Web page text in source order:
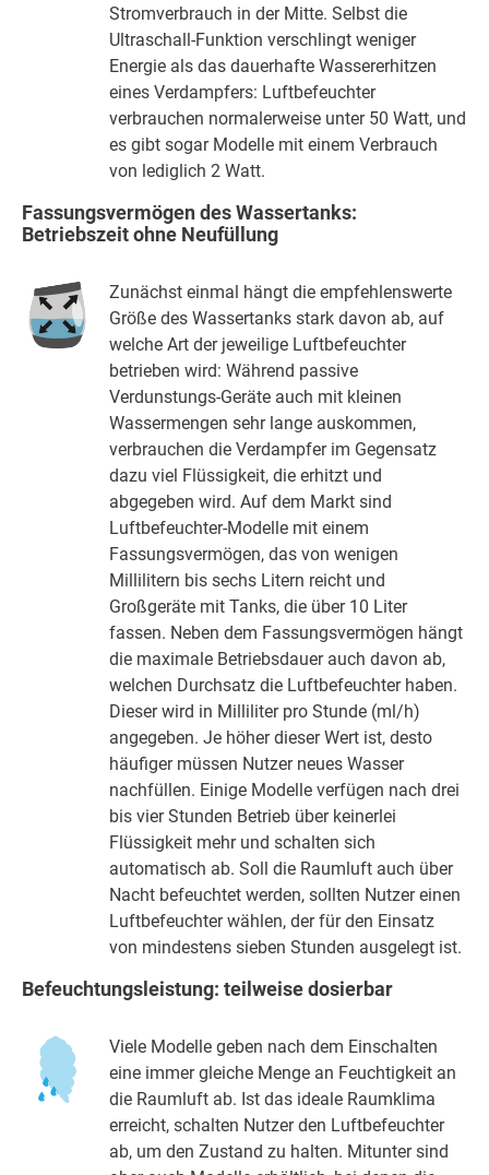
Stromverbrauch in der Mitte. Selbst die
Ultraschall-Funktion verschlingt weniger
Energie als das dauerhafte Wassererhitzen
eines Verdampfers: Luftbefeuchter
verbrauchen normalerweise unter 50 Watt, und
es gibt sogar Modelle mit einem Verbrauch
von lediglich 2 Watt.
Fassungsvermögen des Wassertanks:
Betriebszeit ohne Neufüllung
Zunächst einmal hängt die empfehlenswerte
Größe des Wassertanks stark davon ab, auf
welche Art der jeweilige Luftbefeuchter
betrieben wird: Während passive
Verdunstungs-Geräte auch mit kleinen
Wassermengen sehr lange auskommen,
verbrauchen die Verdampfer im Gegensatz
dazu viel Flüssigkeit, die erhitzt und
abgegeben wird. Auf dem Markt sind
Luftbefeuchter-Modelle mit einem
Fassungsvermögen, das von wenigen
Millilitern bis sechs Litern reicht und
Großgeräte mit Tanks, die über 10 Liter
fassen. Neben dem Fassungsvermögen hängt
die maximale Betriebsdauer auch davon ab,
welchen Durchsatz die Luftbefeuchter haben.
Dieser wird in Milliliter pro Stunde (ml/h)
angegeben. Je höher dieser Wert ist, desto
häufiger müssen Nutzer neues Wasser
nachfüllen. Einige Modelle verfügen nach drei
bis vier Stunden Betrieb über keinerlei
Flüssigkeit mehr und schalten sich
automatisch ab. Soll die Raumluft auch über
Nacht befeuchtet werden, sollten Nutzer einen
Luftbefeuchter wählen, der für den Einsatz
von mindestens sieben Stunden ausgelegt ist.
Befeuchtungsleistung: teilweise dosierbar
Viele Modelle geben nach dem Einschalten
eine immer gleiche Menge an Feuchtigkeit an
die Raumluft ab. Ist das ideale Raumklima
erreicht, schalten Nutzer den Luftbefeuchter
ab, um den Zustand zu halten. Mitunter sind